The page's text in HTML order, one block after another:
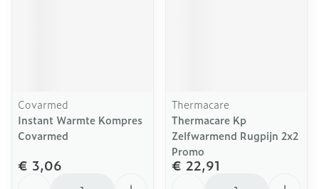
Covarmed
Instant Warmte Kompres
Covarmed
€ 3,06
Thermacare
Thermacare Kp
Zelfwarmend Rugpijn 2x2
Promo
€ 22,91